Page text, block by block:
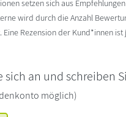
setzen sich aus
wird durch die Anzahl
Eine Rezension der Kund*innen
sich an und schreiben
möglich)